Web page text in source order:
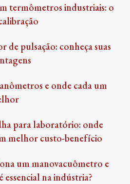
termômetros industriais: o
de pulsação: conheça suas
e onde cada um
para laboratório: onde
melhor custo-benefício
um manovacuômetro e
essencial na indústria?